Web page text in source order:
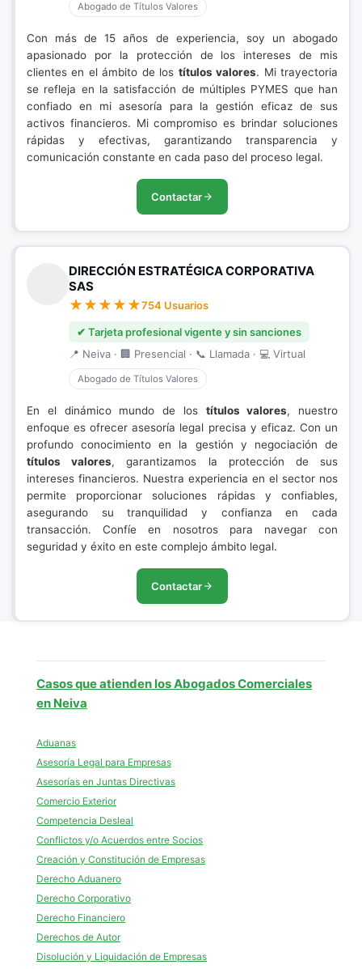
Abogado de Títulos Valores
Con más de 15 años de experiencia, soy un abogado
apasionado por la protección de los intereses de mis
clientes en el ámbito de los títulos valores. Mi trayectoria
se refleja en la satisfacción de múltiples PYMES que han
confiado en mi asesoría para la gestión eficaz de sus
activos financieros. Mi compromiso es brindar soluciones
rápidas y efectivas, garantizando transparencia y
comunicación constante en cada paso del proceso legal.
Contactar
DIRECCIÓN ESTRATÉGICA CORPORATIVA
SAS
754 Usuarios
✔ Tarjeta profesional vigente y sin sanciones
📍 Neiva · 🏢 Presencial · 📞 Llamada · 💻 Virtual
Abogado de Títulos Valores
En el dinámico mundo de los títulos valores, nuestro
enfoque es ofrecer asesoría legal precisa y eficaz. Con un
profundo conocimiento en la gestión y negociación de
títulos valores, garantizamos la protección de sus
intereses financieros. Nuestra experiencia en el sector nos
permite proporcionar soluciones rápidas y confiables,
asegurando su tranquilidad y confianza en cada
transacción. Confíe en nosotros para navegar con
seguridad y éxito en este complejo ámbito legal.
Contactar
Casos que atienden los Abogados Comerciales
en Neiva
Aduanas
Asesoría Legal para Empresas
Asesorías en Juntas Directivas
Comercio Exterior
Competencia Desleal
Conflictos y/o Acuerdos entre Socios
Creación y Constitución de Empresas
Derecho Aduanero
Derecho Corporativo
Derecho Financiero
Derechos de Autor
Disolución y Liquidación de Empresas